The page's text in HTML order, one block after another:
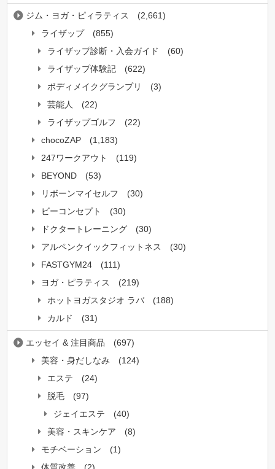
ジム・ヨガ・ピィラティス
(2,661)
ライザップ
(855)
ライザップ診断・入会ガイド
(60)
ライザップ体験記
(622)
ボディメイクグランプリ
(3)
芸能人
(22)
ライザップゴルフ
(22)
chocoZAP
(1,183)
247ワークアウト
(119)
BEYOND
(53)
リボーンマイセルフ
(30)
ビーコンセプト
(30)
ドクタートレーニング
(30)
アルペンクイックフィットネス
(30)
FASTGYM24
(111)
ヨガ・ピラティス
(219)
ホットヨガスタジオ ラバ
(188)
カルド
(31)
エッセイ & 注目商品
(697)
美容・身だしなみ
(124)
エステ
(24)
脱毛
(97)
ジェイエステ
(40)
美容・スキンケア
(8)
モチベーション
(1)
体質改善
(2)